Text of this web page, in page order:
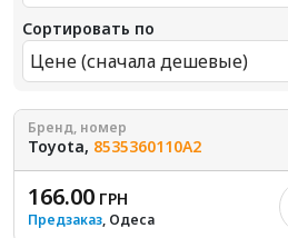
Сортировать по
Цене (сначала дешевые)
Бренд, номер
Toyota, 8535360110A2
166.00 ГРН
Предзаказ, Одеса